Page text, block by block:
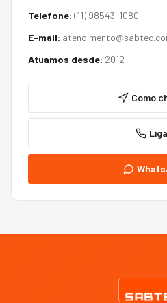
Telefone: (11) 98543-1080
E-mail:
Atuamos desde: 2012
Como